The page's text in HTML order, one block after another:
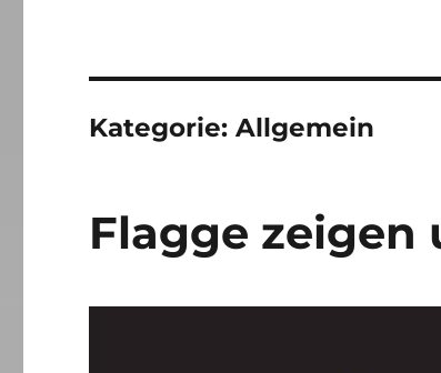
Kategorie:Allgemein
Flagge zeigen